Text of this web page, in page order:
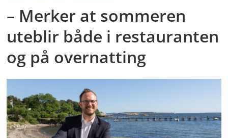
– Merker at sommeren
uteblir både i restauranten
og på overnatting